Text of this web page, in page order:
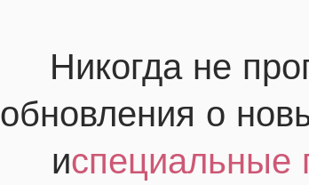
Никогда не
обновления о
испециальные